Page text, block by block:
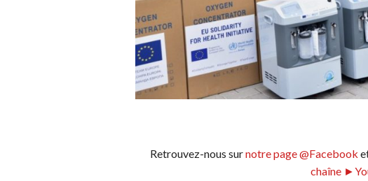
Retrouvez-nous surnotre page @Facebook
chaîne